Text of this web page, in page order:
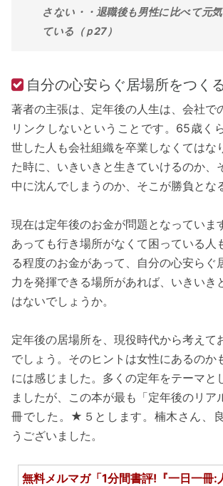
さない・・退職後も男性に比べて元
ている（ｐ27）
自分の心安らぐ居場所をつく
著者の主張は、定年後の人生は、会社で
リンクしないということです。65歳く
世した人も会社組織を卒業しなくてはな
た時に、いきいきと生きていけるのか、
中に沈んでしまうのか、そこが勝負とな
現在は定年後のお金が問題となっていま
あっても行き場所がなくて困っている人
る程度のお金があって、自分の心安らぐ
力を発揮できる場所があれば、いきいき
はないでしょうか。
定年後の居場所を、現役時代から考えて
でしょう。そのヒントは女性にあるのか
には感じました。多くの定年をテーマと
ましたが、この本が最も「定年後のリア
冊でした。★５とします。楠木さん、
うございました。
無料メルマガ「1分間書評!『一日一冊: